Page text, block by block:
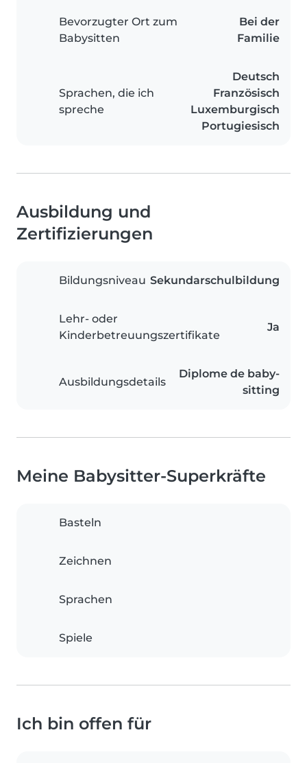
Bevorzugter Ort zum
Babysitten
Bei der
Familie
Sprachen, die ich
spreche
Deutsch
Französisch
Luxemburgisch
Portugiesisch
Ausbildung und
Zertifizierungen
Bildungsniveau Sekundarschulbildung
Lehr- oder
Kinderbetreuungszertifikate
Ja
Ausbildungsdetails
Diplome de baby-
sitting
Meine Babysitter-Superkräfte
Basteln
Zeichnen
Sprachen
Spiele
Ich bin offen für